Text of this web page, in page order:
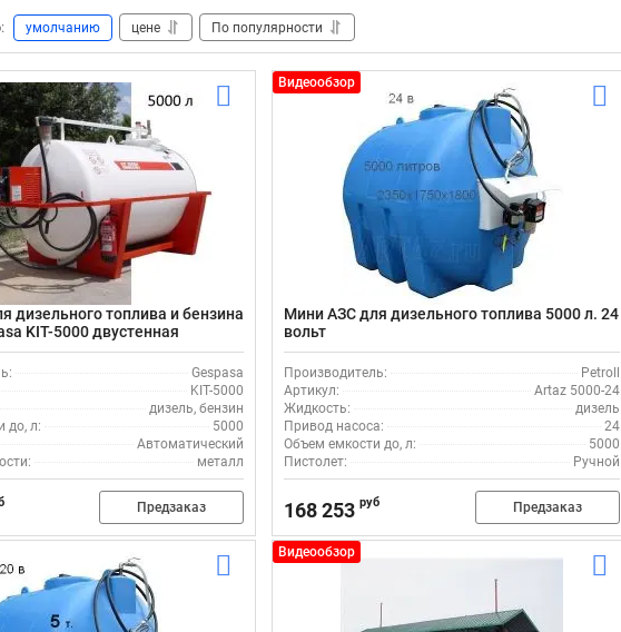
умолчанию цене По популярности
дизельного топлива и бензина
KIT-5000 двустенная
Gespasa
KIT-5000
дизель, бензин
до, л:
5000
Автоматический
металл
Предзаказ
Видеообзор
Мини АЗС для дизельного топлива 5000 л. 24
вольт
Производитель:
Petroll
Артикул:
Artaz 5000-24
Жидкость:
дизель
Привод насоса:
24
Объем емкости до, л:
5000
Пистолет:
Ручной
168 253 руб Предзаказ
Видеообзор